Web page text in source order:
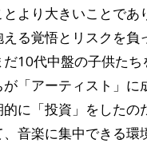
より大きいことであ
る覚悟とリスクを負
10代中盤の子供たち
「アーティスト」に
に「投資」をしたの
音楽に集中できる環